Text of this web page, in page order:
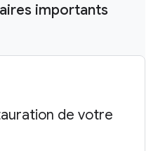
importants
de votre